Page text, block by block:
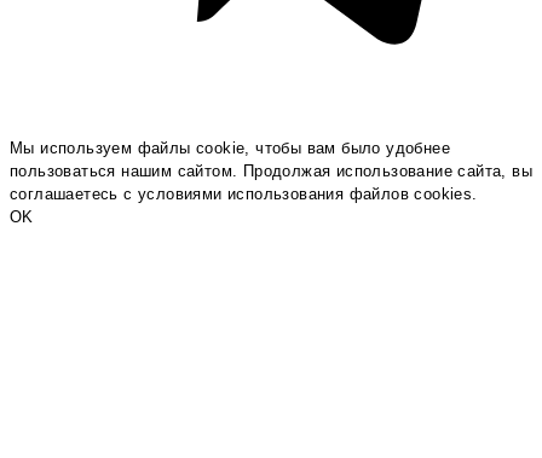
Мы используем файлы cookie, чтобы вам было удобнее
пользоваться нашим сайтом. Продолжая использование сайта, вы
соглашаетесь c условиями использования файлов cookies.
OK